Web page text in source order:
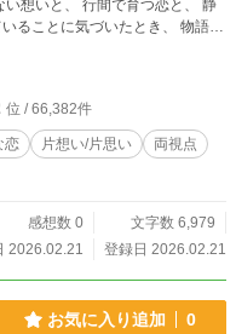
しれませんが、楽しんでいただ
です。
位 / 66,382件
恋 片想い/片思い
両視点
感想数 0
文字数 6,979
2026.02.21
登録日 2026.02.21
お気に入り追加 0